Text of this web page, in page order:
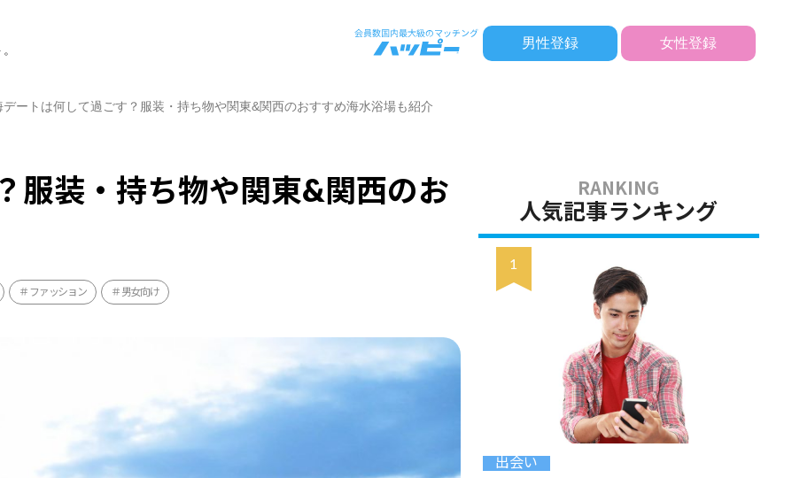
男性登録 女性登録
デートは何して過ごす？服装・持ち物や関東&関西のおすすめ海水浴場も紹介
服装・持ち物や関東&関西のお
ファッション 男女向け
人気記事ランキング
出会い